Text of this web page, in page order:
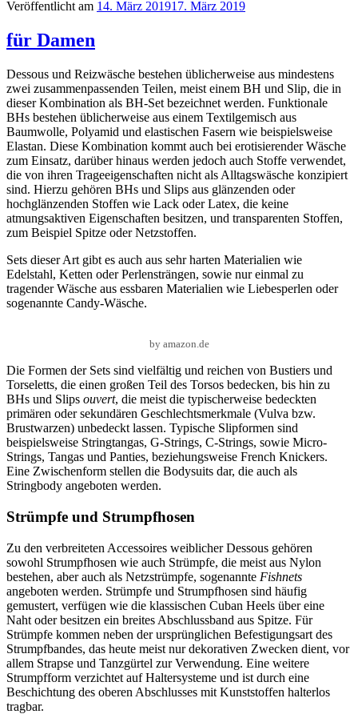
Veröffentlicht am 14. März 201917. März 2019
für Damen
Dessous und Reizwäsche bestehen üblicherweise aus mindestens
zwei zusammenpassenden Teilen, meist einem BH und Slip, die in
dieser Kombination als BH-Set bezeichnet werden. Funktionale
BHs bestehen üblicherweise aus einem Textilgemisch aus
Baumwolle, Polyamid und elastischen Fasern wie beispielsweise
Elastan. Diese Kombination kommt auch bei erotisierender Wäsche
zum Einsatz, darüber hinaus werden jedoch auch Stoffe verwendet,
die von ihren Trageeigenschaften nicht als Alltagswäsche konzipiert
sind. Hierzu gehören BHs und Slips aus glänzenden oder
hochglänzenden Stoffen wie Lack oder Latex, die keine
atmungsaktiven Eigenschaften besitzen, und transparenten Stoffen,
zum Beispiel Spitze oder Netzstoffen.
Sets dieser Art gibt es auch aus sehr harten Materialien wie
Edelstahl, Ketten oder Perlensträngen, sowie nur einmal zu
tragender Wäsche aus essbaren Materialien wie Liebesperlen oder
sogenannte Candy-Wäsche.
by amazon.de
Die Formen der Sets sind vielfältig und reichen von Bustiers und
Torseletts, die einen großen Teil des Torsos bedecken, bis hin zu
BHs und Slips ouvert, die meist die typischerweise bedeckten
primären oder sekundären Geschlechtsmerkmale (Vulva bzw.
Brustwarzen) unbedeckt lassen. Typische Slipformen sind
beispielsweise Stringtangas, G-Strings, C-Strings, sowie Micro-
Strings, Tangas und Panties, beziehungsweise French Knickers.
Eine Zwischenform stellen die Bodysuits dar, die auch als
Stringbody angeboten werden.
Strümpfe und Strumpfhosen
Zu den verbreiteten Accessoires weiblicher Dessous gehören
sowohl Strumpfhosen wie auch Strümpfe, die meist aus Nylon
bestehen, aber auch als Netzstrümpfe, sogenannte Fishnets
angeboten werden. Strümpfe und Strumpfhosen sind häufig
gemustert, verfügen wie die klassischen Cuban Heels über eine
Naht oder besitzen ein breites Abschlussband aus Spitze. Für
Strümpfe kommen neben der ursprünglichen Befestigungsart des
Strumpfbandes, das heute meist nur dekorativen Zwecken dient, vor
allem Strapse und Tanzgürtel zur Verwendung. Eine weitere
Strumpfform verzichtet auf Haltersysteme und ist durch eine
Beschichtung des oberen Abschlusses mit Kunststoffen halterlos
tragbar.